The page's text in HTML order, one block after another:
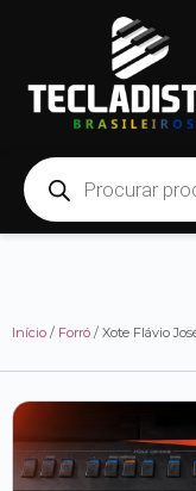
Início / Forró / Xote Flávio